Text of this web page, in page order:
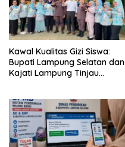
Kawal Kualitas Gizi Siswa:
Bupati Lampung Selatan dan
Kajati Lampung Tinjau